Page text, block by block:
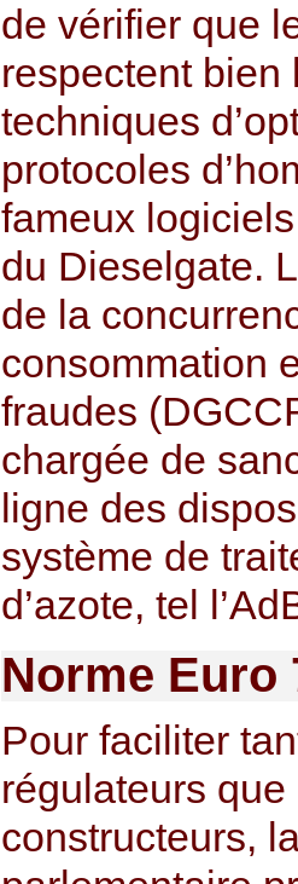
de vérifier que
respectent bien
techniques
protocoles
fameux
du Dieselgate.
de la
consommation
fraudes
chargée de
ligne des
système de
d’azote, tel
Norme Euro
Pour faciliter
régulateurs
constructeurs,